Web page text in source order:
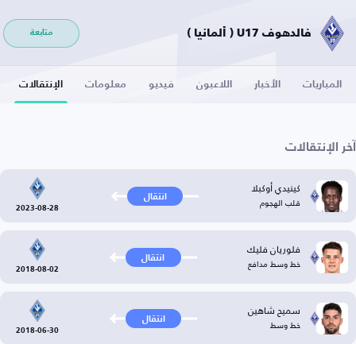
فالدهوف U17 ( ألمانيا ) متابعة
المباريات الأخبار اللاعبون فيديو معلومات الإنتقالات
آخر الإنتقالات
كينيدي أوكبلا
قلب الهجوم انتقال
2023-08-28
فلوريان فليك
خط وسط مدافع انتقال
2018-08-02
سميح شاهين
خط وسط انتقال
2018-06-30